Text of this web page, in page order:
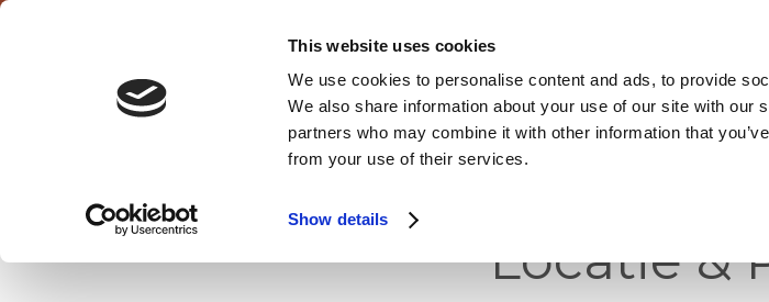
This website uses cookies
We use cookies to personalise content and ads, to provide
We also share information about your use of our site with our
partners who may combine it with other information that
from your use of their services.
Show details
MENU
CLOSE
Locatie &